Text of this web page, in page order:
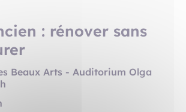
: rénover sans
Beaux Arts - Auditorium Olga